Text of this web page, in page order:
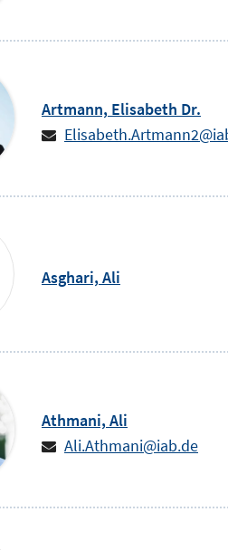
Artmann, Elisabeth Dr.
Asghari, Ali
Athmani, Ali
Ali.Athmani@iab.de